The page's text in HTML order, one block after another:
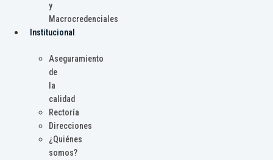
y
Macrocredenciales
Institucional
Aseguramiento
de
la
calidad
Rectoría
Direcciones
¿Quiénes
somos?